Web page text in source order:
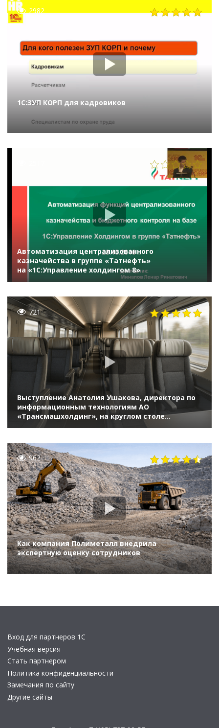
2982
1С:ЗУП КОРП для кадровиков
Автоматизация централизованного
казначейства в группе «Татнефть»
на «1С:Управление холдингом 8»
721
Выступление Анатолия Ушакова, директора по
информационным технологиям АО
«Трансмашхолдинг», на круглом столе
«Реальные ИТ-инновации в крупных
962
Как компания Полиметалл внедрила
экспертную оценку сотрудников
Вход для партнеров 1С
Учебная версия
Стать партнером
Политика конфиденциальности
Замечания по сайту
Другие сайты